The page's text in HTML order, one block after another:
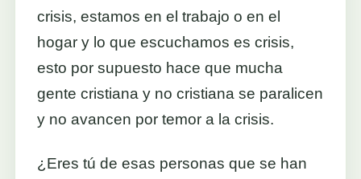
crisis, estamos en el trabajo o en el
hogar y lo que escuchamos es crisis,
esto por supuesto hace que mucha
gente cristiana y no cristiana se paralicen
y no avancen por temor a la crisis.
¿Eres tú de esas personas que se han